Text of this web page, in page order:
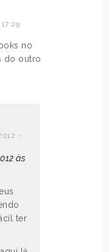
no
do outro
-
às
ter